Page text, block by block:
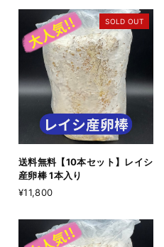
SOLD OUT
送料無料【10本セット】レイシ
産卵棒 1本入り
¥11,800